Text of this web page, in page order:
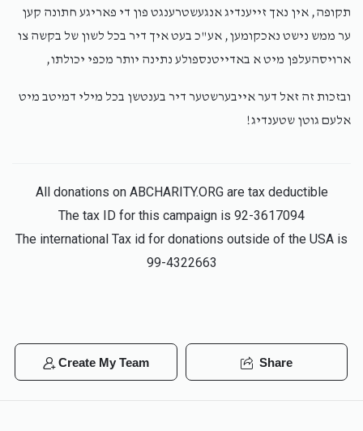
Anonymousיואל שווימער
1 year ago $5,000.00
תקופה, אין נאך זייענדיג אנגעשטרענגט פון די פאריגע חתונה קען
ער ממש נישט נאכקומען, אע"כ בעט איך דיר בכל לשון של בקשה צו
ארויסהעלפן מיט א באדייטנספולע נתינה יותר מכפי יכולתו,
ובזכות זה זאל דער אייבערשטער דיר בענטשן בכל מילי דמיטב מיט
אלעם גוטן שטענדיג!
All donations on ABCHARITY.ORG are tax deductible
The tax ID for this campaign is 92-3617094
The international Tax id for donations outside of the USA is
99-4322663
Create My Team Share